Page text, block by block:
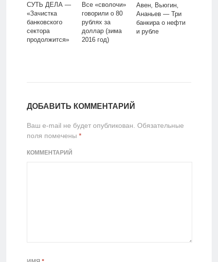
СУТЬ ДЕЛА —
«Зачистка
банковского
сектора
продолжится»
Все «сволочи»
говорили о 80
рублях за
доллар (зима
2016 год)
Авен, Вьюгин,
Ананьев — Три
банкира о нефти
и рубле
ДОБАВИТЬ КОММЕНТАРИЙ
Ваш e-mail не будет опубликован. Обязательные
поля помечены *
КОММЕНТАРИЙ